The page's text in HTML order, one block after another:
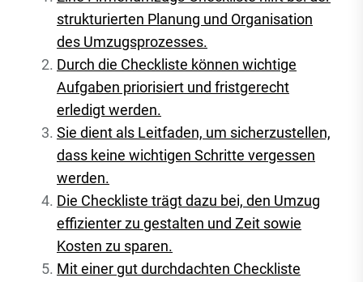
strukturierten Planung und Organisation
des Umzugsprozesses.
Durch die Checkliste können wichtige
Aufgaben priorisiert und fristgerecht
erledigt werden.
Sie dient als Leitfaden, um sicherzustellen,
dass keine wichtigen Schritte vergessen
werden.
Die Checkliste trägt dazu bei, den Umzug
effizienter zu gestalten und Zeit sowie
Kosten zu sparen.
Mit einer gut durchdachten Checkliste